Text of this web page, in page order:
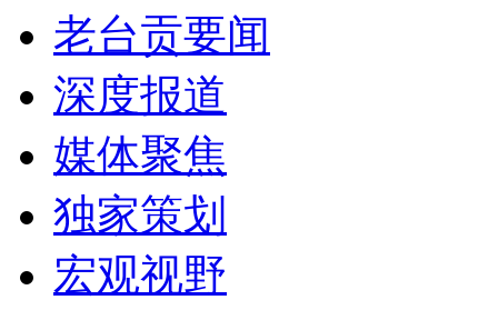
老台贡要闻
深度报道
媒体聚焦
独家策划
宏观视野